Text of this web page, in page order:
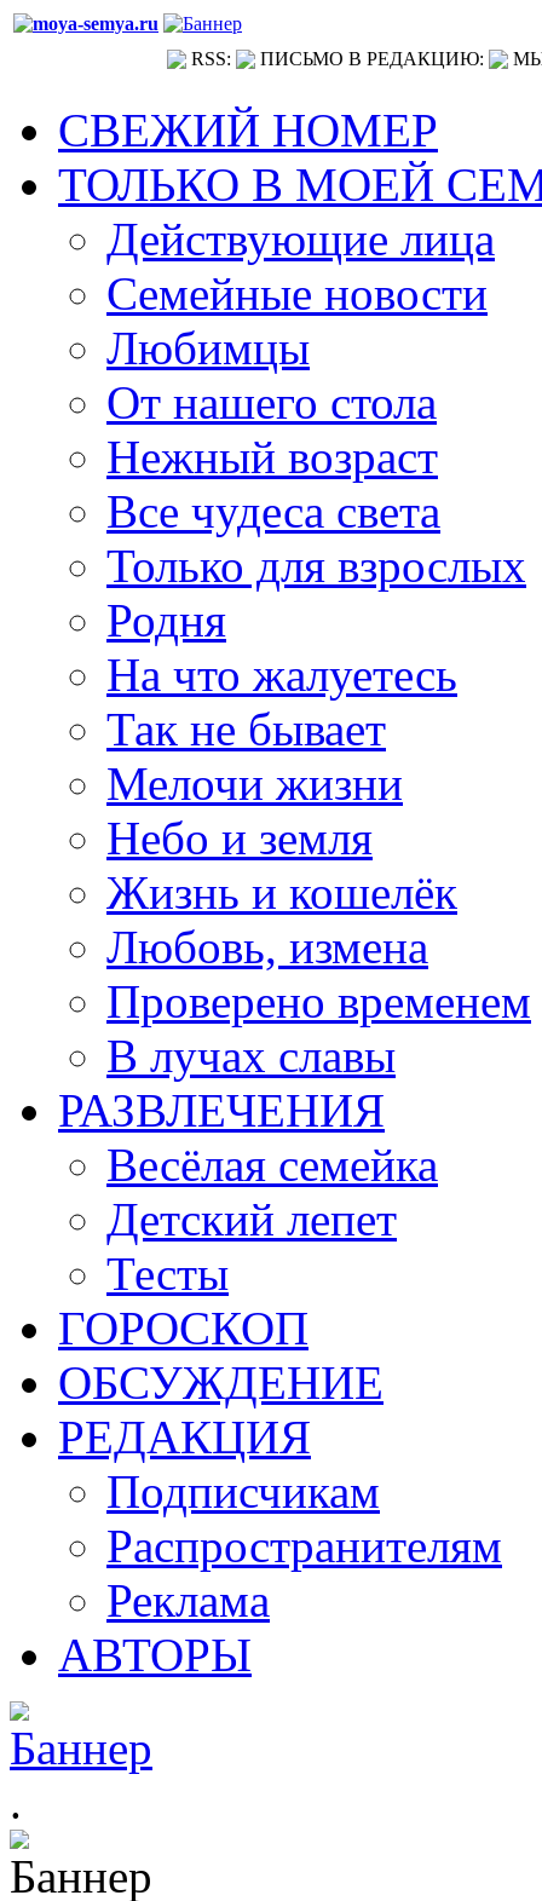
RSS: ПИСЬМО В РЕДАКЦИЮ:
СВЕЖИЙ НОМЕР
ТОЛЬКО В МОЕЙ
Действующие лица
Семейные новости
Любимцы
От нашего стола
Нежный возраст
Все чудеса света
Только для взрослых
Родня
На что жалуетесь
Так не бывает
Мелочи жизни
Небо и земля
Жизнь и кошелёк
Любовь, измена
Проверено временем
В лучах славы
РАЗВЛЕЧЕНИЯ
Весёлая семейка
Детский лепет
Тесты
ГОРОСКОП
ОБСУЖДЕНИЕ
РЕДАКЦИЯ
Подписчикам
Распространителям
Реклама
АВТОРЫ
.